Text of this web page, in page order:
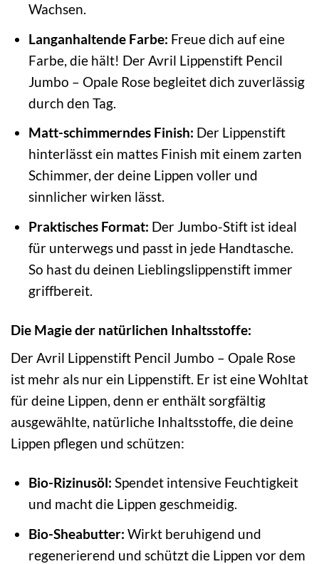
Wachsen.
Langanhaltende Farbe: Freue dich auf eine
Farbe, die hält! Der Avril Lippenstift Pencil
Jumbo – Opale Rose begleitet dich zuverlässig
durch den Tag.
Matt-schimmerndes Finish: Der Lippenstift
hinterlässt ein mattes Finish mit einem zarten
Schimmer, der deine Lippen voller und
sinnlicher wirken lässt.
Praktisches Format: Der Jumbo-Stift ist ideal
für unterwegs und passt in jede Handtasche.
So hast du deinen Lieblingslippenstift immer
griffbereit.
Die Magie der natürlichen Inhaltsstoffe:
Der Avril Lippenstift Pencil Jumbo – Opale Rose
ist mehr als nur ein Lippenstift. Er ist eine Wohltat
für deine Lippen, denn er enthält sorgfältig
ausgewählte, natürliche Inhaltsstoffe, die deine
Lippen pflegen und schützen:
Bio-Rizinusöl: Spendet intensive Feuchtigkeit
und macht die Lippen geschmeidig.
Bio-Sheabutter: Wirkt beruhigend und
regenerierend und schützt die Lippen vor dem